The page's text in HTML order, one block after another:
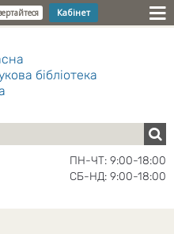
Кабінет
бібліотека
ПН-ЧТ: 9:00-18:00
СБ-НД: 9:00-18:00